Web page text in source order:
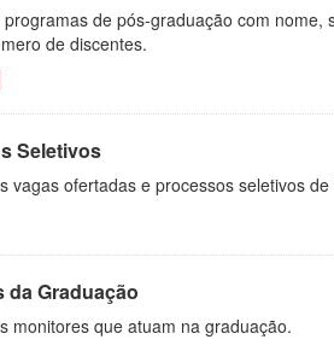
programas de pós-graduação com
de discentes.
Seletivos
vagas ofertadas e processos seletivos
da Graduação
monitores que atuam na graduação.